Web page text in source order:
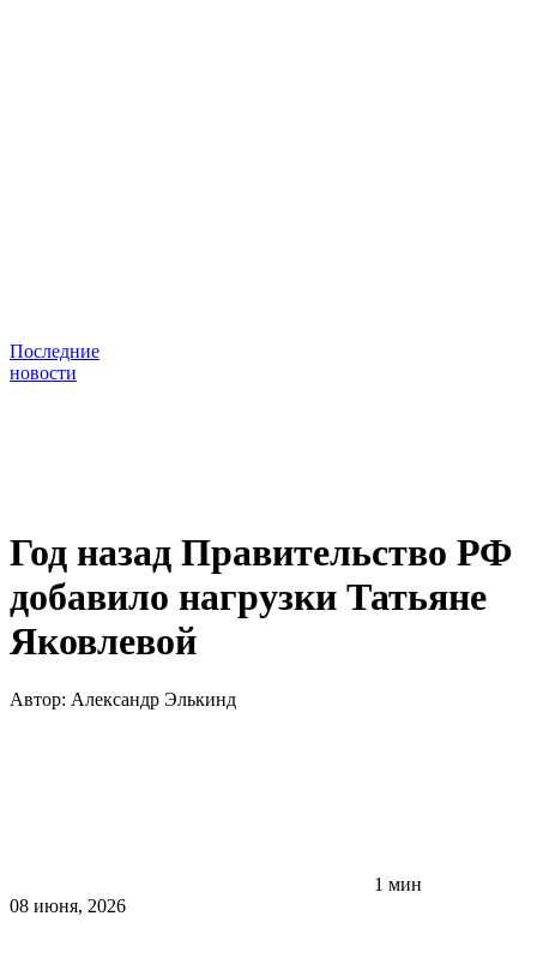
Последние
новости
Год назад Правительство РФ
добавило нагрузки Татьяне
Яковлевой
Автор: Александр Элькинд
1 мин
08 июня, 2026